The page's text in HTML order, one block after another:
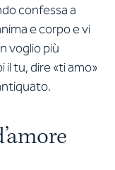
confessa a
e corpo e vi
voglio più
il tu, dire «ti amo»